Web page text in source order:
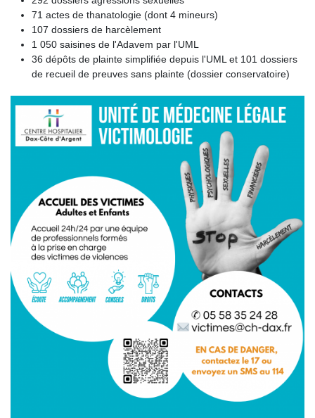
71 actes de thanatologie (dont 4 mineurs)
107 dossiers de harcèlement
1 050 saisines de l'Adavem par l'UML
36 dépôts de plainte simplifiée depuis l'UML et 101 dossiers
de recueil de preuves sans plainte (dossier conservatoire)